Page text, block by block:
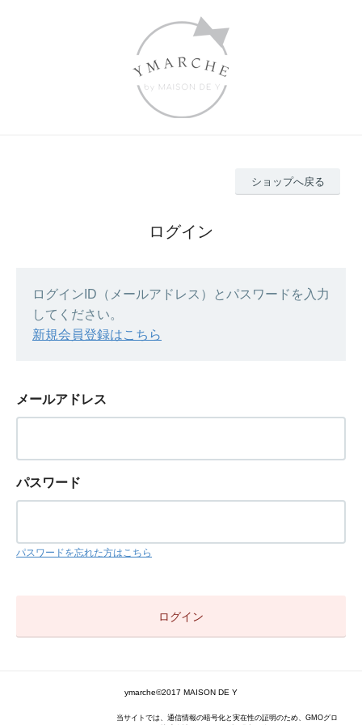
ショップへ戻る
ログイン
ログインID（メールアドレス）とパスワードを入力
してください。
新規会員登録はこちら
メールアドレス
パスワード
パスワードを忘れた方はこちら
ymarche©2017 MAISON DE Y
当サイトでは、通信情報の暗号化と実在性の証明のため、GMOグロ